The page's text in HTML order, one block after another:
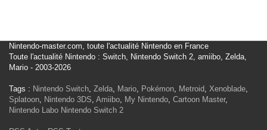
Nintendo-master.com, toute l'actualité Nintendo en France
Toute l'actualité Nintendo : Switch, Nintendo Switch 2, amiibo, Zelda,
Mario - 2003-2026
Tags : Nintendo Switch, Zelda, Mario, Pokémon, Metroid, Xenoblade,
Splatoon, Nintendo 3DS, Amiibo, My Nintendo, Cartoon Master,
Nintendo Labo Nintendo Switch 2